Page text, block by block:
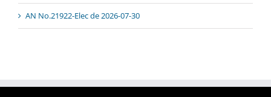
AN No.21922-Elec de 2026-07-30